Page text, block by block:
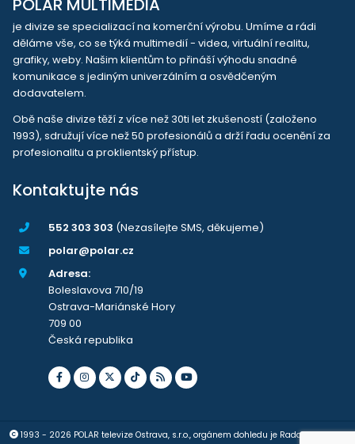
POLAR MULTIMEDIA
je divize se specializací na komerční výrobu. Umíme a rádi
děláme vše, co se týká multimedií - videa, virtuální realitu,
grafiky, weby. Našim klientům to přináší výhodu snadné
komunikace s jediným univerzálním a osvědčeným
dodavatelem.
Obě naše divize těží z více než 30ti let zkušeností (založeno
1993), sdružují více než 50 profesionálů a drží řadu ocenění za
profesionalitu a proklientský přístup.
Kontaktujte nás
552 303 303 (Nezasílejte SMS, děkujeme)
polar@polar.cz
Adresa:
Boleslavova 710/19
Ostrava-Mariánské Hory
709 00
Česká republika
1993 - 2026 POLAR televize Ostrava, s.r.o., orgánem dohledu je Rada pro